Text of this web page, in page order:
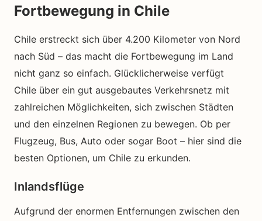
Fortbewegung in Chile
Chile erstreckt sich über 4.200 Kilometer von Nord
nach Süd – das macht die Fortbewegung im Land
nicht ganz so einfach. Glücklicherweise verfügt
Chile über ein gut ausgebautes Verkehrsnetz mit
zahlreichen Möglichkeiten, sich zwischen Städten
und den einzelnen Regionen zu bewegen. Ob per
Flugzeug, Bus, Auto oder sogar Boot – hier sind die
besten Optionen, um Chile zu erkunden.
Inlandsflüge
Aufgrund der enormen Entfernungen zwischen den